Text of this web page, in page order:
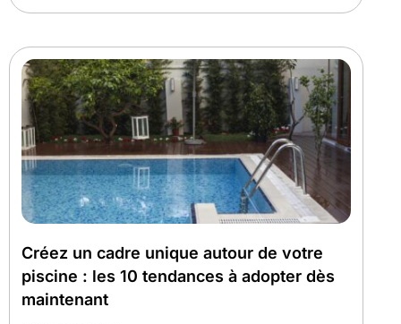
Créez un cadre unique autour de votre
piscine : les 10 tendances à adopter dès
maintenant